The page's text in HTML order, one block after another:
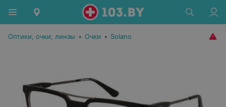
Оптики, очки, линзы • Очки • Solano